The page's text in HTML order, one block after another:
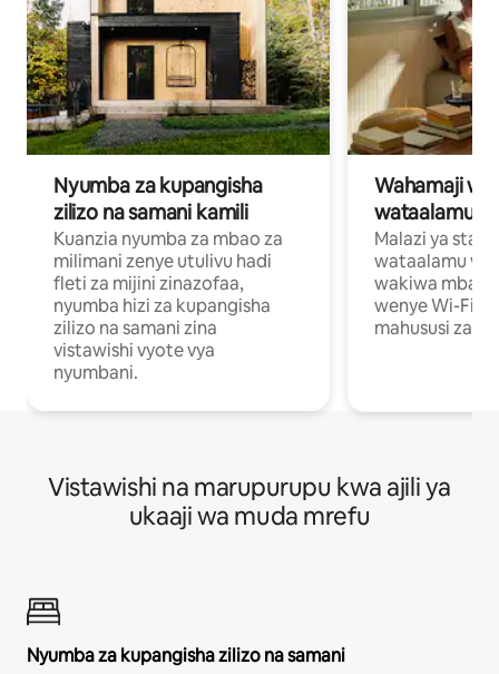
Nyumba za kupangisha
zilizo na samani kamili
Kuanzia nyumba za mbao za
milimani zenye utulivu hadi
fleti za mijini zinazofaa,
nyumba hizi za kupangisha
zilizo na samani zina
vistawishi vyote vya
nyumbani.
Wahamaji
wataalamu
Malazi ya
wataalamu
wakiwa mbali
wenye Wi-Fi
mahususi za
Vistawishi na marupurupu kwa ajili ya
ukaaji wa muda mrefu
Nyumba za kupangisha zilizo na samani